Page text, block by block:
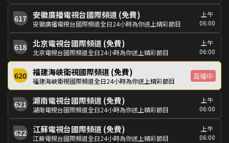
617 安徽廣播電視台國際頻道 (免費)
安徽廣播電視台國際頻道全日24小時為你送上精彩節目
上午
06:00
618 北京電視台國際頻道 (免費)
北京電視台國際頻道全日24小時為你送上精彩節目
上午
06:00
620 福建海峽衛視國際頻道 (免費)
福建海峽衛視國際頻道全日24小時為你送上精彩節目
直播中
621 湖南電視台國際頻道 (免費)
湖南電視台國際頻道全日24小時為你送上精彩節目
上午
06:00
622 江蘇電視台國際頻道 (免費)
江蘇電視台國際頻道全日24小時為你送上精彩節目
上午
06:00